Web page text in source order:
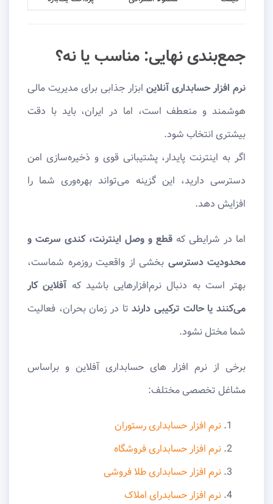
جمع‌بندی نهایی: مناسب یا نه؟
نرم افزار حسابداری آنلاین ابزار جذابی برای مدیریت مالی
هوشمند و منعطف است، اما در ایران، باید با دقت
بیشتری انتخاب شود.
اگر به اینترنت پایدار، پشتیبانی قوی و ذخیره‌سازی امن
دسترسی دارید، این گزینه می‌تواند بهره‌وری شما را
افزایش دهد.
اما در شرایطی که قطع و وصل اینترنت، کندی سرعت و
محدودیت دسترسی بخشی از واقعیت روزمره شماست،
بهتر است به دنبال نرم‌افزارهایی باشید کهآفلاین کار
می‌کنند یا حالت ترکیبی دارندتا در زمان بحران، فعالیت
شما مختل نشود.
برخی از نرم افزار های حسابداری آفلاین و براساس
مشاغل تخصصی مختلف:
نرم افزار حسابداری رستوران
نرم افزار حسابداری فروشگاه
نرم افزار حسابداری طلا فروشی
نرم افزار حسابدرای املاک